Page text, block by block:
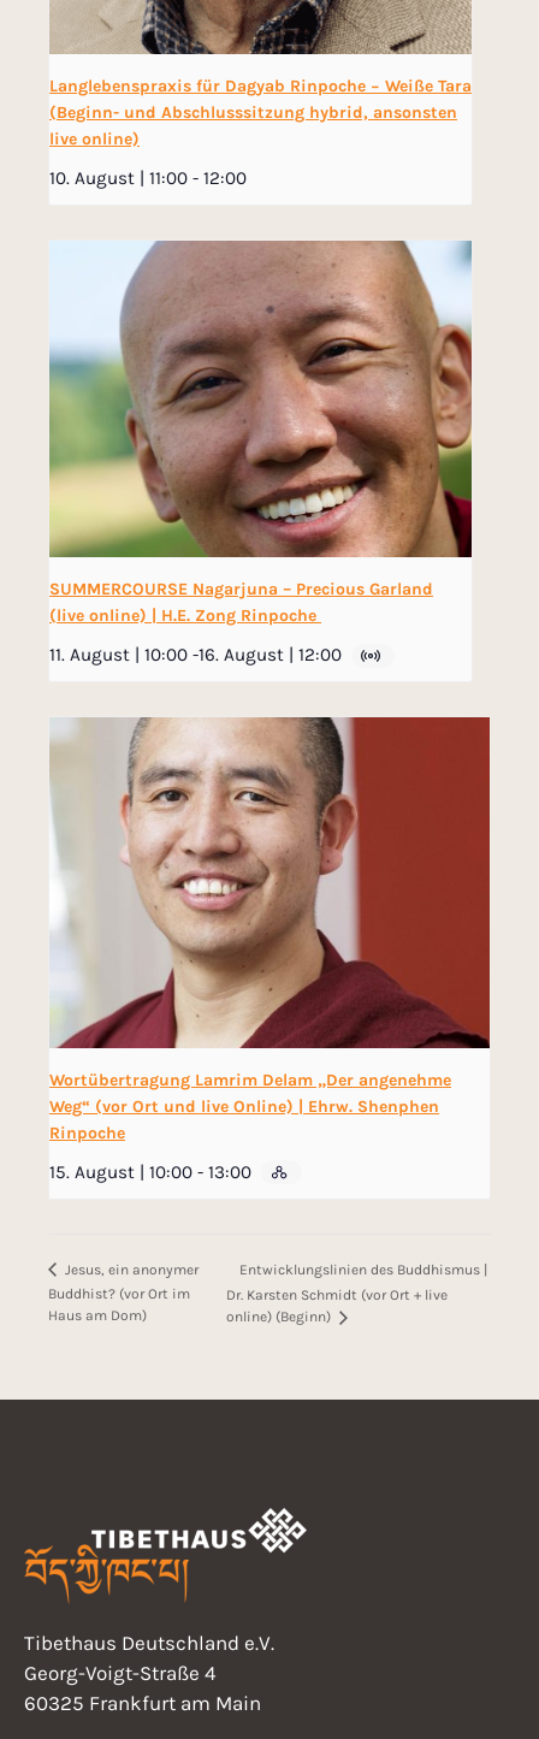
Langlebenspraxis für Dagyab Rinpoche − Weiße Tara
(Beginn- und Abschlusssitzung hybrid, ansonsten
live online)
10. August | 11:00 - 12:00
SUMMERCOURSE Nagarjuna – Precious Garland
(live online) | H.E. Zong Rinpoche
11. August | 10:00 -16. August | 12:00
Wortübertragung Lamrim Delam „Der angenehme
Weg“ (vor Ort und live Online) | Ehrw. Shenphen
Rinpoche
15. August | 10:00 - 13:00
Jesus, ein anonymer
Buddhist? (vor Ort im
Haus am Dom)
Entwicklungslinien des Buddhismus |
Dr. Karsten Schmidt (vor Ort + live
online) (Beginn)
Tibethaus Deutschland e.V.
Georg-Voigt-Straße 4
60325 Frankfurt am Main